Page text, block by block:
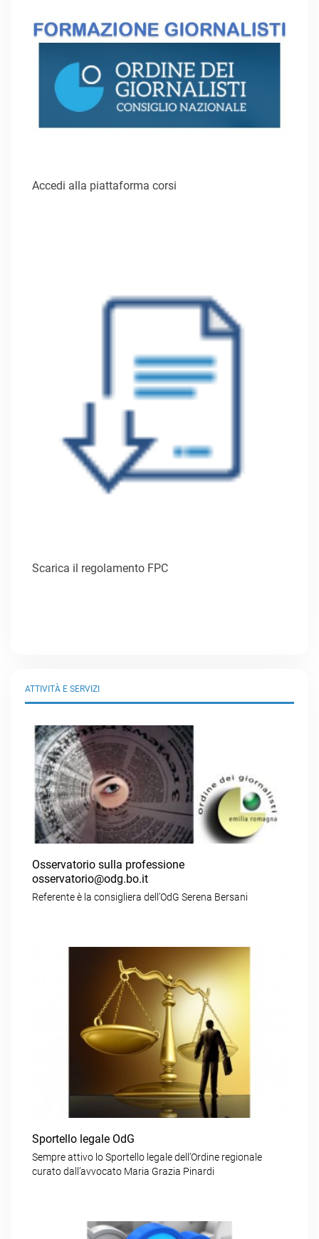
Accedi alla piattaforma corsi
Scarica il regolamento FPC
ATTIVITÀ E SERVIZI
Osservatorio sulla professione
osservatorio@odg.bo.it
Referente è la consigliera dell’OdG Serena Bersani
Sportello legale OdG
Sempre attivo lo Sportello legale dell’Ordine regionale
curato dall’avvocato Maria Grazia Pinardi